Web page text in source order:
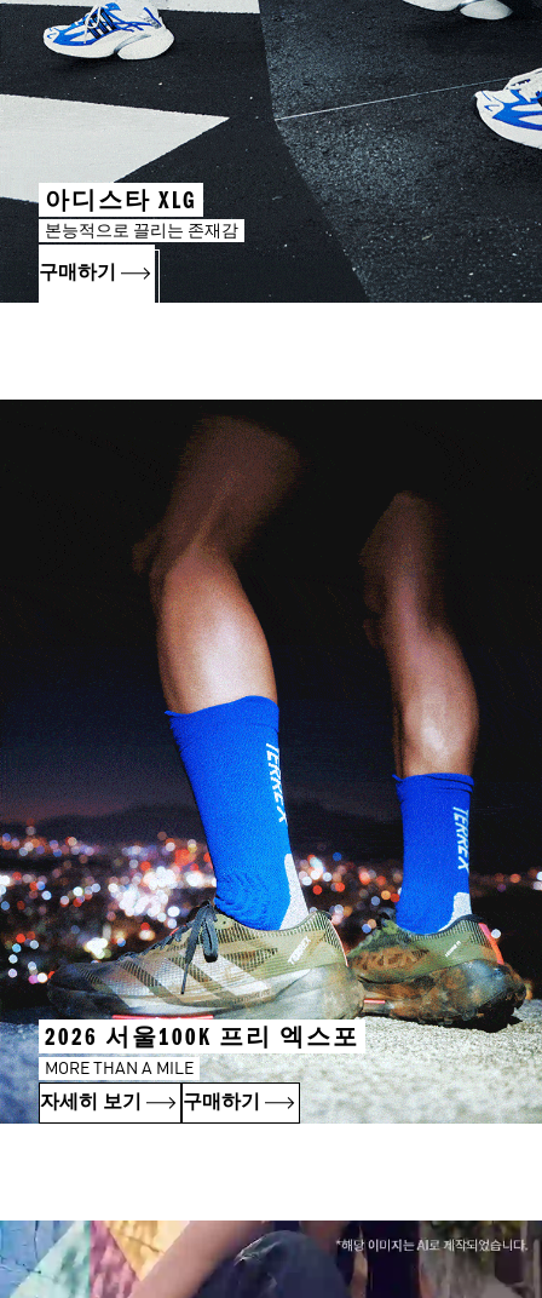
아디스타 XLG
본능적으로 끌리는 존재감
구매하기
2026 서울100K 프리 엑스포
MORE THAN A MILE
자세히 보기 구매하기